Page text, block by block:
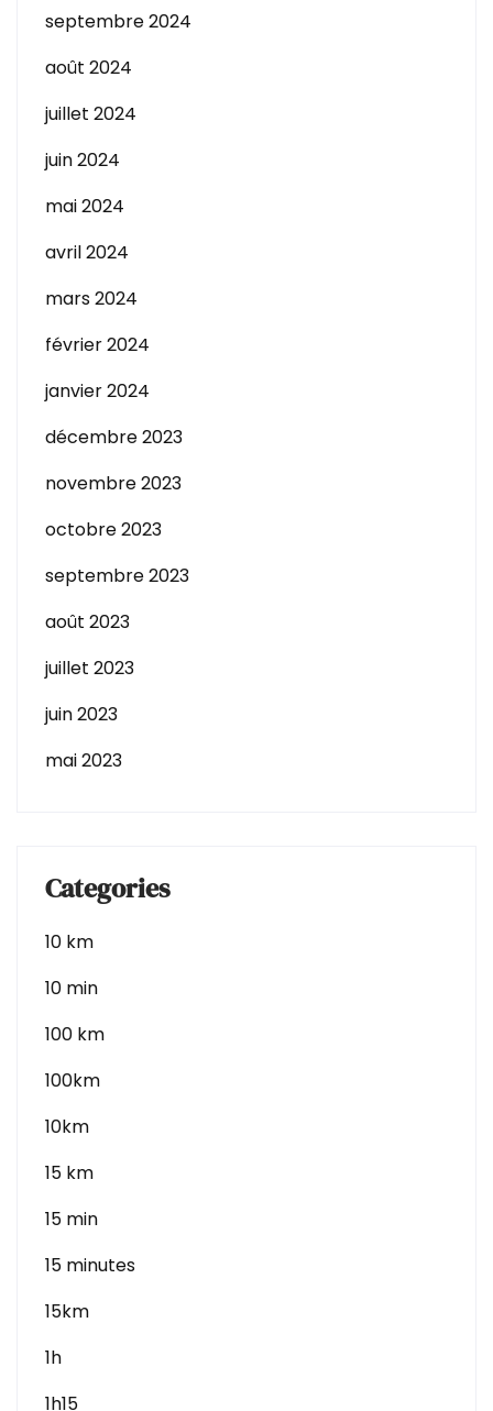
septembre 2024
août 2024
juillet 2024
juin 2024
mai 2024
avril 2024
mars 2024
février 2024
janvier 2024
décembre 2023
novembre 2023
octobre 2023
septembre 2023
août 2023
juillet 2023
juin 2023
mai 2023
Categories
10 km
10 min
100 km
100km
10km
15 km
15 min
15 minutes
15km
1h
1h15